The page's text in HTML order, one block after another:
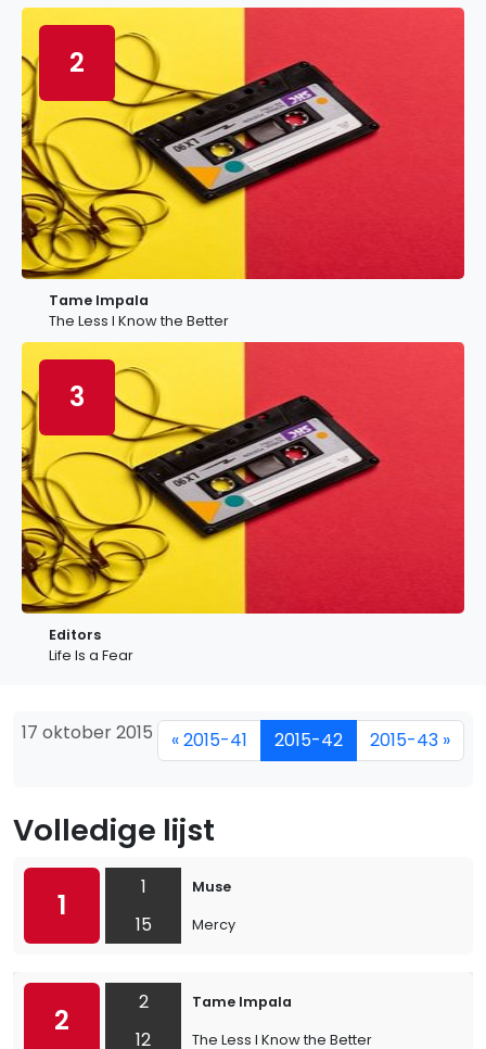
2
Tame Impala
The Less I Know the Better
3
Editors
Life Is a Fear
17 oktober 2015 « 2015-41 2015-42 2015-43 »
Volledige lijst
1
1
15
Muse
Mercy
2
2
12
Tame Impala
The Less I Know the Better